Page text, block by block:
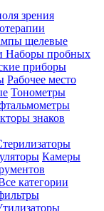
зрения
щелевые
Наборы пробных
приборы
Рабочее место
Тонометры
знаков
Камеры
категории